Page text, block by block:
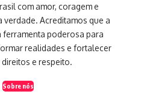
com amor, coragem e
verdade. Acreditamos que a
ferramenta poderosa para
realidades e fortalecer
e respeito.
Sobre nós